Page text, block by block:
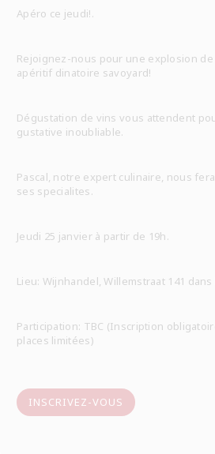
Apéro ce jeudi!.
Rejoignez-nous pour une explosion de
apéritif dinatoire savoyard!
Dégustation de vins vous attendent
gustative inoubliable.
Pascal, notre expert culinaire, nous
ses specialites.
Jeudi 25 janvier à partir de 19h.
Lieu: Wijnhandel, Willemstraat 141
Participation: TBC (Inscription
places limitées)
INSCRIVEZ-VOUS